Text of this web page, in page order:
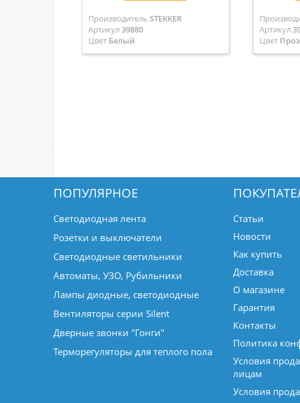
Производитель STEKKER
Артикул39880
Цвет Белый
Артикул
Цвет
ПОПУЛЯРНОЕ
Светодиодная лента
Розетки и выключатели
Светодиодные светильники
Автоматы, УЗО, Рубильники
Лампы диодные, светодиодные
Вентиляторы серии Silent
Дверные звонки "Гонги"
Терморегуляторы для теплого пола
Статьи
Новости
Как купить
Доставка
О магазине
Гарантия
Контакты
Политика
Условия
лицам
Условия